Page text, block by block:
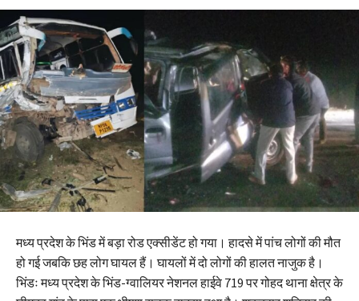
मध्य प्रदेश के भिंड में बड़ा रोड एक्सीडेंट हो गया। हादसे में पांच लोगों की मौत
हो गई जबकि छह लोग घायल हैं। घायलों में दो लोगों की हालत नाजुक है।
भिंडः मध्य प्रदेश के भिंड-ग्वालियर नेशनल हाईवे 719 पर गोहद थाना क्षेत्र के